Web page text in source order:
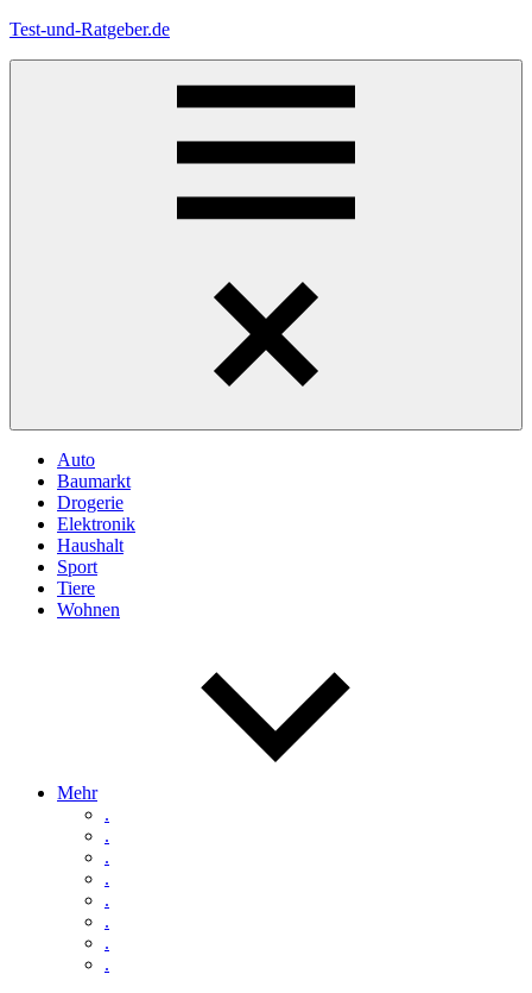
Zum
Test-und-Ratgeber.de
Auto
Baumarkt
Drogerie
Elektronik
Haushalt
Sport
Tiere
Wohnen
Mehr
.
.
.
.
.
.
.
.